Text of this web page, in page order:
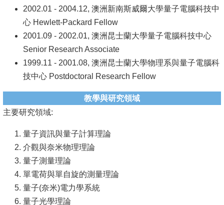
才
研
首
2002.01 - 2004.12, 澳洲新南斯威爾大學量子電腦科技中
心 Hewlett-Packard Fellow
2001.09 - 2002.01, 澳洲昆士蘭大學量子電腦科技中心
Senior Research Associate
1999.11 - 2001.08, 澳洲昆士蘭大學物理系與量子電腦科
技中心 Postdoctoral Research Fellow
教學與研究領域
主要研究領域:
量子資訊與量子計算理論
介觀與奈米物理理論
量子測量理論
單電荷與單自旋的測量理論
量子(奈米)電力學系統
量子光學理論